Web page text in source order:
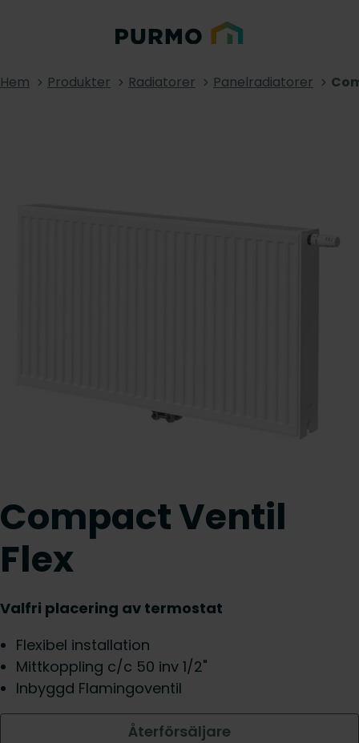
Hem Produkter Radiatorer Panelradiatorer
Compact Ventil
Flex
Valfri placering av termostat
Flexibel installation
Mittkoppling c/c 50 inv 1/2"
Inbyggd Flamingoventil
Återförsäljare